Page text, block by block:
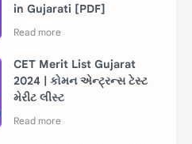
in Gujarati [PDF]
CET Merit List Gujarat
2024 | કોમન એન્ટ્રન્સ ટેસ્ટ
મેરીટ લીસ્ટ